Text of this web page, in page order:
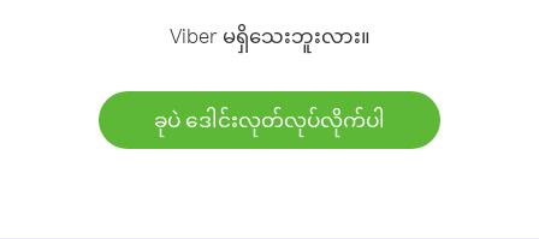
Viber မရှိသေးဘူးလား။
ခုပဲ ဒေါင်းလုတ်လုပ်လိုက်ပါ